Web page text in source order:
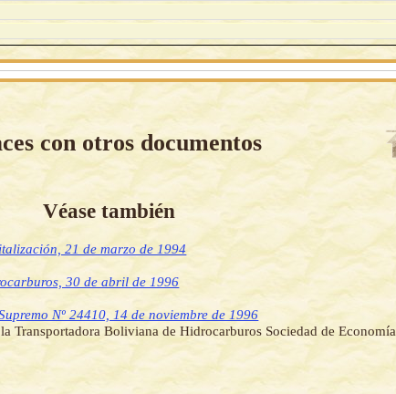
con otros documentos
Véase también
21 de marzo de 1994
30 de abril de 1996
Nº 24410, 14 de noviembre de 1996
Transportadora Boliviana de Hidrocarburos Sociedad de Economía